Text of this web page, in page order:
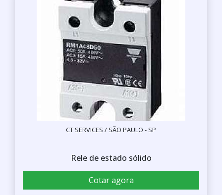
CT SERVICES / SÃO PAULO - SP
Rele de estado sólido
Cotar agora